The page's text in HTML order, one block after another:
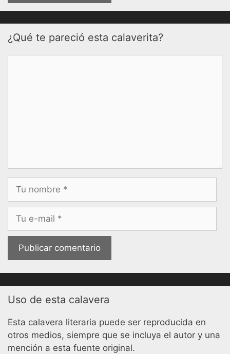
¿Qué te pareció esta calaverita?
Nombre
Correo
Uso de esta calavera
Esta calavera literaria puede ser reproducida en
otros medios, siempre que se incluya el autor y una
mención a esta fuente original.